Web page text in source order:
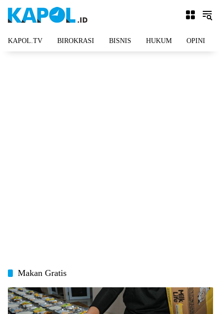
KAPOL.TV BIROKRASI BISNIS HUKUM OPINI
Makan Gratis